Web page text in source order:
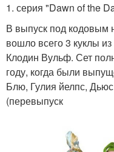
1. серия "Dawn of the
В выпуск под кодовым
вошло всего 3 куклы
Клодин Вульф. Сет
году, когда были
Блю, Гулия йелпс,
(перевыпуск